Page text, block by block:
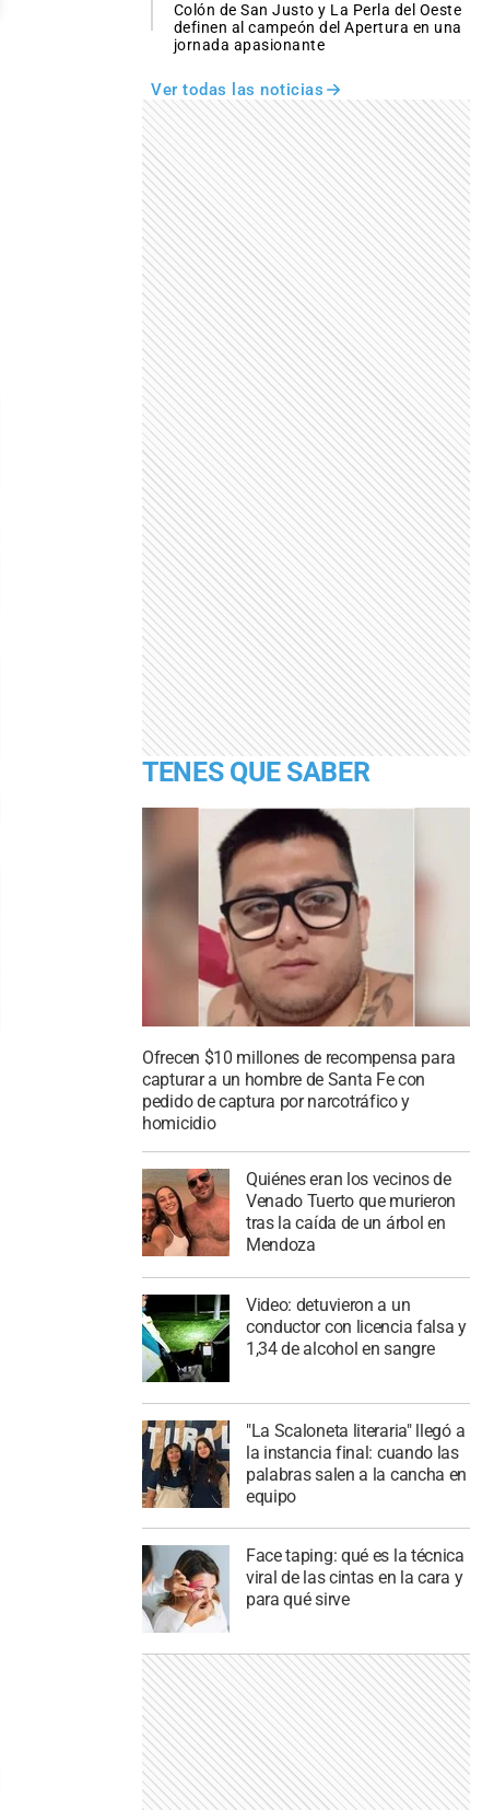
Colón de San Justo y La Perla del Oeste
definen al campeón del Apertura en una
jornada apasionante
Ver todas las noticias
TENES QUE SABER
Ofrecen $10 millones de recompensa para
capturar a un hombre de Santa Fe con
pedido de captura por narcotráfico y
homicidio
Quiénes eran los vecinos de
Venado Tuerto que murieron
tras la caída de un árbol en
Mendoza
Video: detuvieron a un
conductor con licencia falsa y
1,34 de alcohol en sangre
"La Scaloneta literaria" llegó a
la instancia final: cuando las
palabras salen a la cancha en
equipo
Face taping: qué es la técnica
viral de las cintas en la cara y
para qué sirve